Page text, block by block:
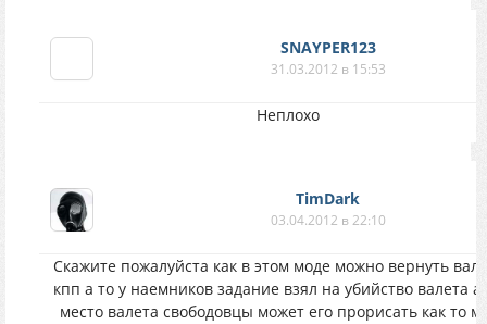
SNAYPER123
31.03.2012 в 15:53
Неплохо
TimDark
03.04.2012 в 22:10
Скажите пожалуйста как в этом моде можно вернуть
кпп а то у наемников задание взял на убийство валета а
место валета свободовцы может его прорисать как то